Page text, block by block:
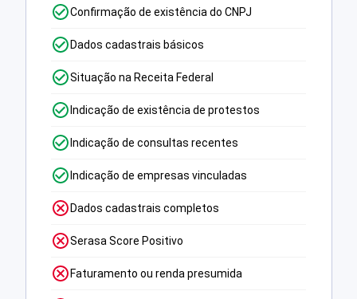
Confirmação de existência do CNPJ
Dados cadastrais básicos
Situação na Receita Federal
Indicação de existência de protestos
Indicação de consultas recentes
Indicação de empresas vinculadas
Dados cadastrais completos
Serasa Score Positivo
Faturamento ou renda presumida